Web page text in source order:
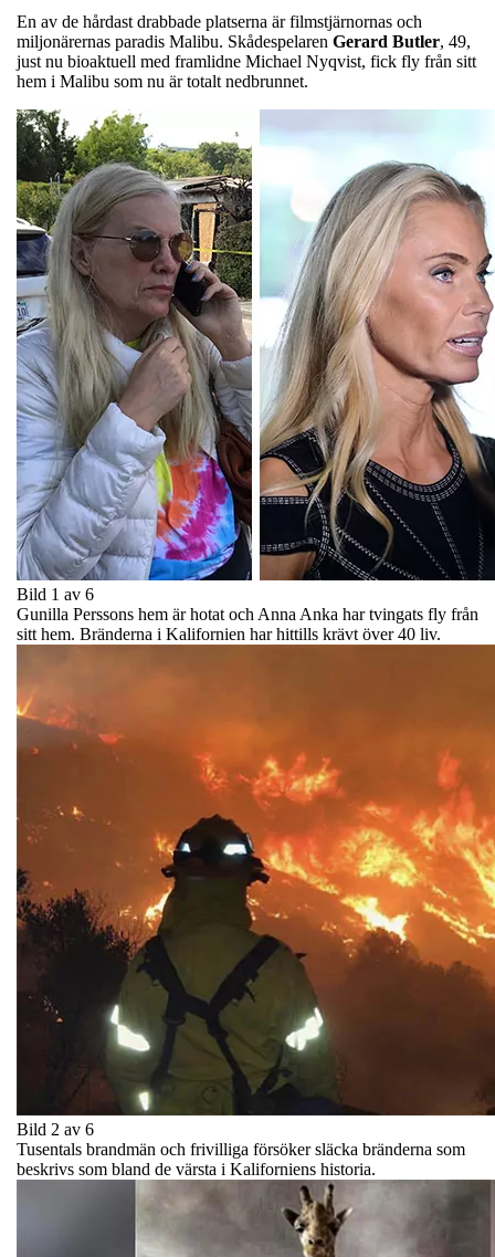
En av de hårdast drabbade platserna är filmstjärnornas och
miljonärernas paradis Malibu. Skådespelaren Gerard Butler, 49,
just nu bioaktuell med framlidne Michael Nyqvist, fick fly från sitt
hem i Malibu som nu är totalt nedbrunnet.
Bild 1 av 6
Gunilla Perssons hem är hotat och Anna Anka har tvingats fly från
sitt hem. Bränderna i Kalifornien har hittills krävt över 40 liv.
Bild 2 av 6
Tusentals brandmän och frivilliga försöker släcka bränderna som
beskrivs som bland de värsta i Kaliforniens historia.